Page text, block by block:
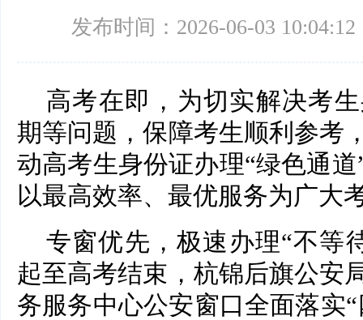
发布时间：2026-06-03 10:04:12
高考在即，为切实解决考
期等问题，保障考生顺利参考
动高考生身份证办理“绿色通
以最高效率、最优服务为广大
专窗优先，极速办理“不等
起至高考结束，杭锦后旗公安
务服务中心公安窗口全面落